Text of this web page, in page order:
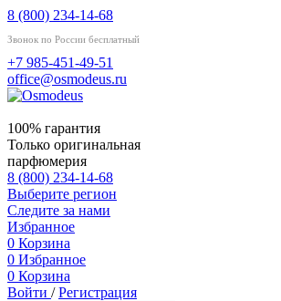
8 (800) 234-14-68
Звонок по России бесплатный
+7 985-451-49-51
office@osmodeus.ru
100% гарантия
Только оригинальная
парфюмерия
8 (800) 234-14-68
Выберите регион
Следите за нами
Избранное
0 Корзина
0 Избранное
0 Корзина
Войти / Регистрация